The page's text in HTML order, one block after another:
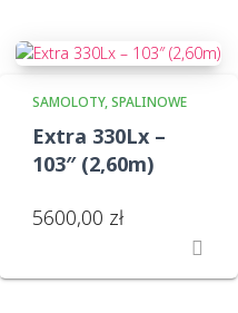
SAMOLOTY SPALINOWE
Extra 330Lx –
103″ (2,60m)
5600,00 zł